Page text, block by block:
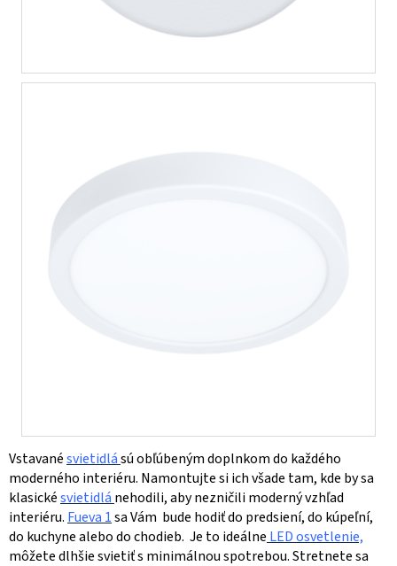
Vstavanésvietidlású obľúbeným doplnkom do každého
moderného interiéru. Namontujte si ich všade tam, kde by sa
klasickésvietidlá nehodili, aby nezničili moderný vzhľad
interiéru. Fueva 1sa Vám bude hodiť do predsiení, do kúpeľní,
do kuchyne alebo do chodieb. Je to ideálne LED osvetlenie,
môžete dlhšie svietiť s minimálnou spotrebou. Stretnete sa